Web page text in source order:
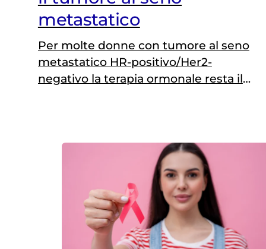
metastatico
Per molte donne con tumore al seno
metastatico HR-positivo/Her2-
negativo la terapia ormonale resta il
Uno scenario che potrebbe presto
cambiare grazie a due studi
presentati al congresso
dell’European Society for Medical
Oncology (ESMO) che mostrano
come nuovi farmaci orali (i…